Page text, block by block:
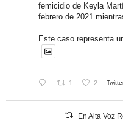
femicidio de Keyla
febrero de 2021
Este caso representa
1 2
En Alta Voz